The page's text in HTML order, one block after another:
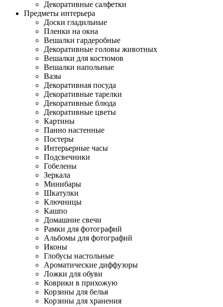
Декоративные салфетки
Предметы интерьера
Доски гладильные
Пленки на окна
Вешалки гардеробные
Декоративные головы животных
Вешалки для костюмов
Вешалки напольные
Вазы
Декоративная посуда
Декоративные тарелки
Декоративные блюда
Декоративные цветы
Картины
Панно настенные
Постеры
Интерьерные часы
Подсвечники
Гобелены
Зеркала
Минибары
Шкатулки
Ключницы
Кашпо
Домашние свечи
Рамки для фотографий
Альбомы для фотографий
Иконы
Глобусы настольные
Ароматические диффузоры
Ложки для обуви
Коврики в прихожую
Корзины для белья
Корзины для хранения